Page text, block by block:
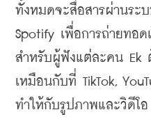
ทั้งหมดจะสื่อสารผ่านระ
Spotify เพื่อการถ่ายทอ
สำหรับผู้ฟังแต่ละคน Ek
เหมือนกับที่ TikTok,
ทำให้กับรูปภาพและวิดีโอ